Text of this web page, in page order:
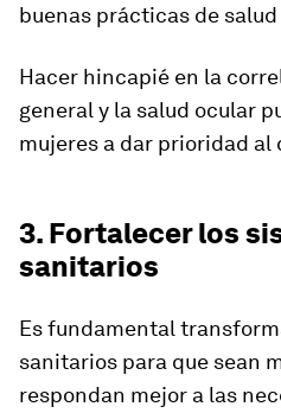
buenas prácticas de salud
Hacer hincapié en la
general y la salud ocular
mujeres a dar prioridad al
3. Fortalecer los
sanitarios
Es fundamental
sanitarios para que sean
respondan mejor a las